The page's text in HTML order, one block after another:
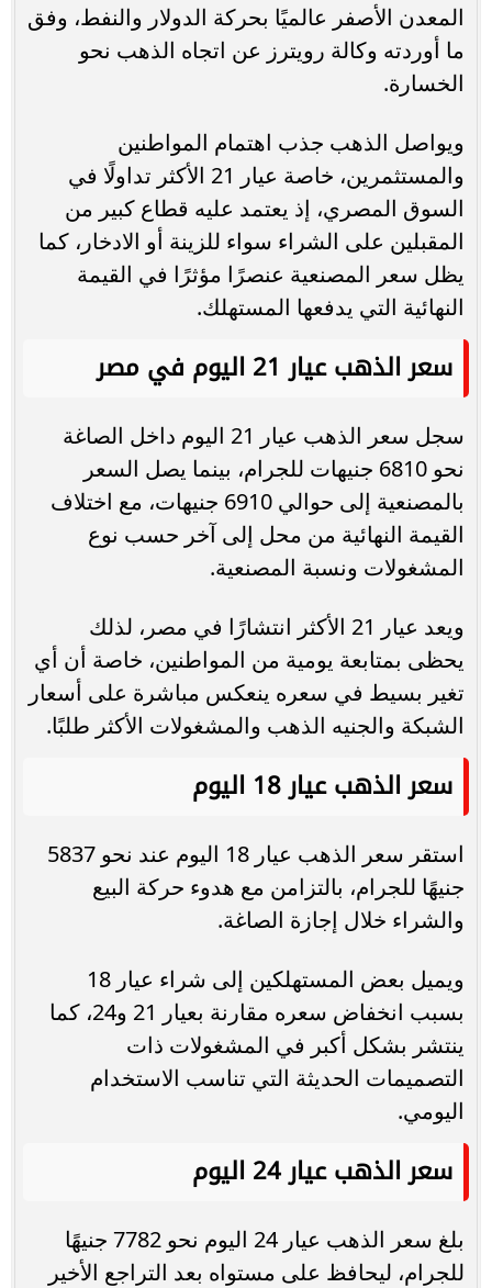
المعدن الأصفر عالميًا بحركة الدولار والنفط، وفق
ما أوردته وكالة رويترز عن اتجاه الذهب نحو
الخسارة.
ويواصل الذهب جذب اهتمام المواطنين
والمستثمرين، خاصة عيار 21 الأكثر تداولًا في
السوق المصري، إذ يعتمد عليه قطاع كبير من
المقبلين على الشراء سواء للزينة أو الادخار، كما
يظل سعر المصنعية عنصرًا مؤثرًا في القيمة
النهائية التي يدفعها المستهلك.
سعر الذهب عيار 21 اليوم في مصر
سجل سعر الذهب عيار 21 اليوم داخل الصاغة
نحو 6810 جنيهات للجرام، بينما يصل السعر
بالمصنعية إلى حوالي 6910 جنيهات، مع اختلاف
القيمة النهائية من محل إلى آخر حسب نوع
المشغولات ونسبة المصنعية.
ويعد عيار 21 الأكثر انتشارًا في مصر، لذلك
يحظى بمتابعة يومية من المواطنين، خاصة أن أي
تغير بسيط في سعره ينعكس مباشرة على أسعار
الشبكة والجنيه الذهب والمشغولات الأكثر طلبًا.
سعر الذهب عيار 18 اليوم
استقر سعر الذهب عيار 18 اليوم عند نحو 5837
جنيهًا للجرام، بالتزامن مع هدوء حركة البيع
والشراء خلال إجازة الصاغة.
ويميل بعض المستهلكين إلى شراء عيار 18
بسبب انخفاض سعره مقارنة بعيار 21 و24، كما
ينتشر بشكل أكبر في المشغولات ذات
التصميمات الحديثة التي تناسب الاستخدام
اليومي.
سعر الذهب عيار 24 اليوم
بلغ سعر الذهب عيار 24 اليوم نحو 7782 جنيهًا
للجرام، ليحافظ على مستواه بعد التراجع الأخير